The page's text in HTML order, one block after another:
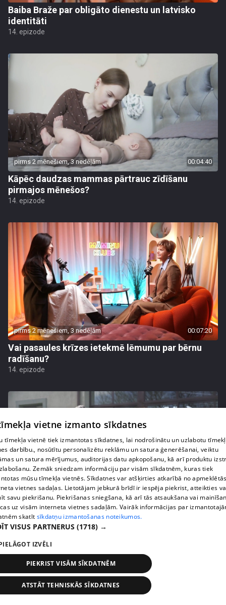
Baiba Braže par obligāto dienestu un latvisko
identitāti
14. epizode
pirms 2 mēnešiem, 3 nedēļām 00:04:40
Kāpēc daudzas mammas pārtrauc zīdīšanu
pirmajos mēnešos?
14. epizode
pirms 2 mēnešiem, 3 nedēļām 00:07:20
Vai pasaules krīzes ietekmē lēmumu par bērnu
radīšanu?
14. epizode
pirms 3 mēnešiem 00:06:24
Grila sezonā lieliski iespējams ievērot veselīga
uztura principus
vietne izmanto sīkdatnes
tīmekļa vietnē tiek izmantotas sīkdatnes, lai nodrošinātu un uzlabotu
darbību., nosūtītu personalizētu reklāmu un satura ģenerēšanai, veiktu
un satura mērījumus, auditorijas datu apkopošanu, kā arī produktu
Zemāk sniedzam informāciju par visām sīkdatnēm, kuras tiek
mūsu tīmekļa vietnēs. Sīkdatnes var atšķirties atkarībā no
vietnes sadaļas. Lietotājam jebkurā brīdī ir iespēja piekrist, atteikties
savu piekrišanu. Piekrišanas sniegšana, kā arī tās atsaukšana vai
uz visām interneta vietnes sadaļām. Vairāk informācijas par
skatīt sīkdatņu izmantošanas noteikumos.
VISUS PARTNERUS (1718) →
IZVĒLI
PIEKRIST VISĀM SĪKDATNĒM
ATSTĀT TEHNISKĀS SĪKDATNES